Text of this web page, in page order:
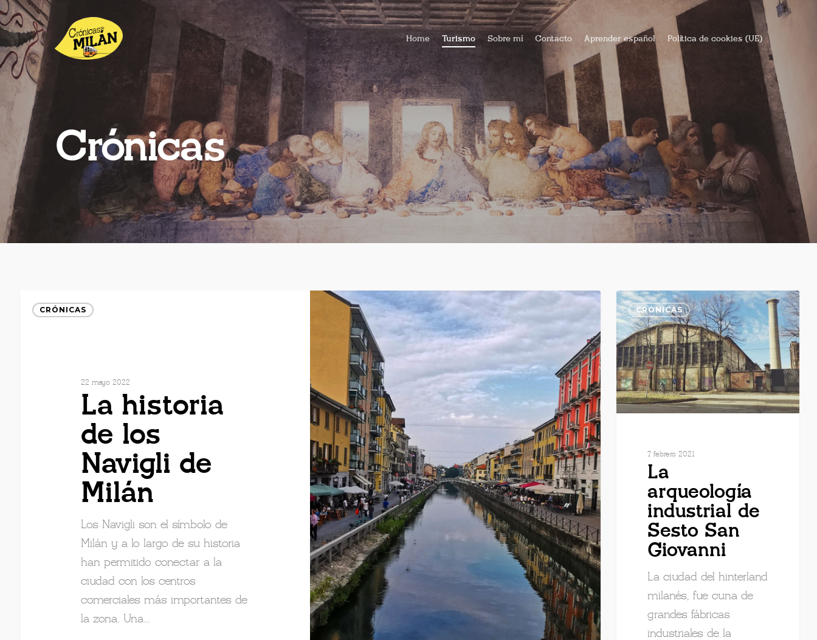
Home Turismo Sobre mí Contacto Aprender español Política de cookies (UE)
Crónicas
CRÓNICAS
22 mayo 2022
La historia
de los
Navigli de
Milán
Los Navigli son el símbolo de
Milán y a lo largo de su historia
han permitido conectar a la
ciudad con los centros
comerciales más importantes de
la zona. Una…
CRÓNICAS
7 febrero 2021
La
arqueología
industrial de
Sesto San
Giovanni
La ciudad del hinterland
milanés, fue cuna de
grandes fábricas
industriales de la